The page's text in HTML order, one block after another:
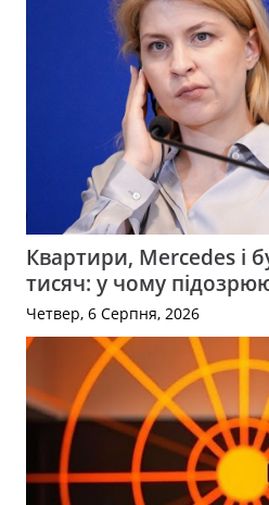
Квартири, Mercedes і
тисяч: у чому
Четвер, 6 Серпня, 2026